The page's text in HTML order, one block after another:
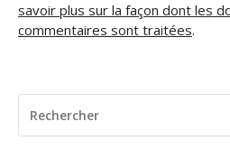
savoir plus sur la façon dont les
commentaires sont traitées.
POUR
: